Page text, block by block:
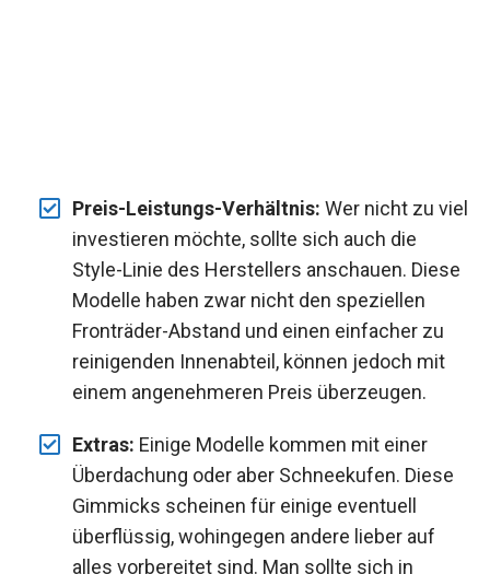
Preis-Leistungs-Verhältnis: Wer nicht zu viel
investieren möchte, sollte sich auch die
Style-Linie des Herstellers anschauen. Diese
Modelle haben zwar nicht den speziellen
Fronträder-Abstand und einen einfacher zu
reinigenden Innenabteil, können jedoch mit
einem angenehmeren Preis überzeugen.
Extras: Einige Modelle kommen mit einer
Überdachung oder aber Schneekufen. Diese
Gimmicks scheinen für einige eventuell
überflüssig, wohingegen andere lieber auf
alles vorbereitet sind. Man sollte sich in